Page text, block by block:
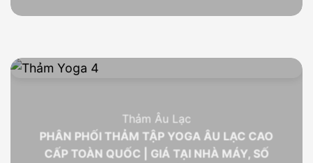
Thảm Âu Lạc
PHÂN PHỐI THẢM TẬP YOGA ÂU LẠC CAO
CẤP TOÀN QUỐC | GIÁ TẠI NHÀ MÁY, SỐ